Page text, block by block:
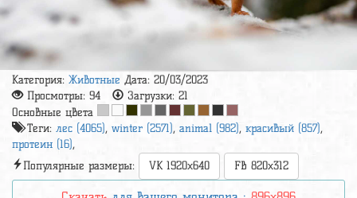
Категория: Животные Дата: 20/03/2023
Просмотры: 94 Загрузки: 21
Основные цвета
Теги: лес (4065), winter (2571), animal (982), красивый (857),
протеин (16),
Популярные размеры:
VK 1920x640 FB 820x312